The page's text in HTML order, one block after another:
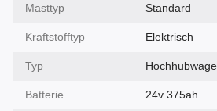
Masttyp Standard
Kraftstofftyp Elektrisch
Typ
Batterie 24v 375ah